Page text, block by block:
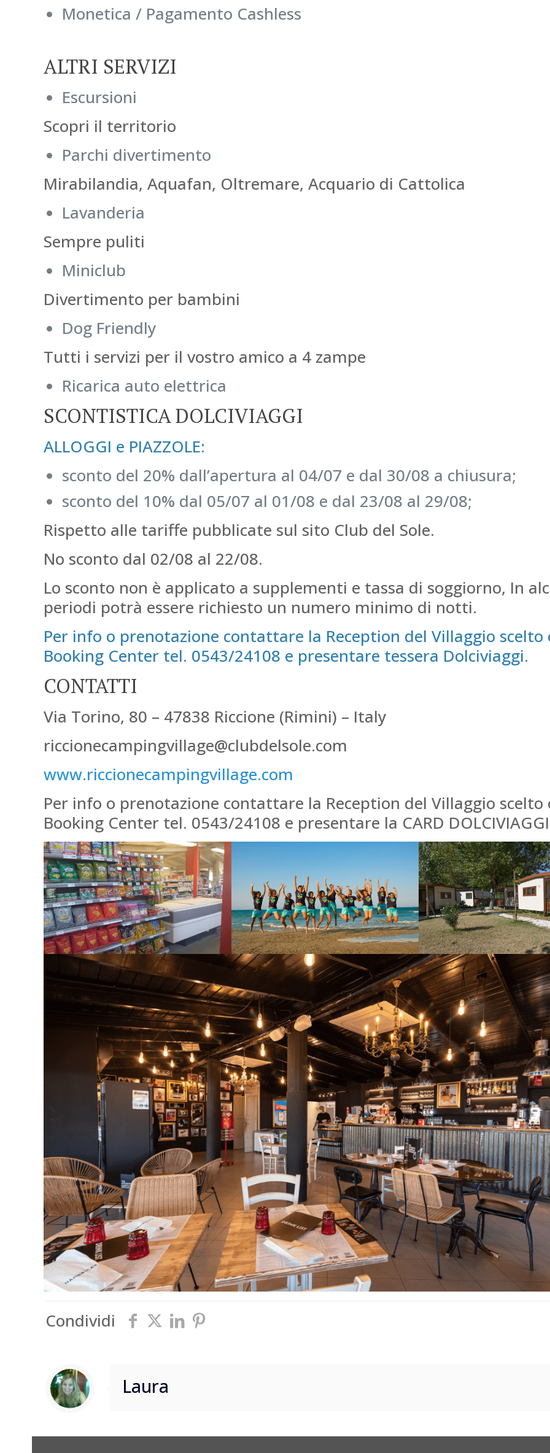
Monetica / Pagamento Cashless
ALTRI SERVIZI
Escursioni
Scopri il territorio
Parchi divertimento
Mirabilandia, Aquafan, Oltremare, Acquario di Cattolica
Lavanderia
Sempre puliti
Miniclub
Divertimento per bambini
Dog Friendly
Tutti i servizi per il vostro amico a 4 zampe
Ricarica auto elettrica
SCONTISTICA DOLCIVIAGGI
ALLOGGI e PIAZZOLE:
sconto del 20% dall’apertura al 04/07 e dal 30/08 a chiusura;
sconto del 10% dal 05/07 al 01/08 e dal 23/08 al 29/08;
Rispetto alle tariffe pubblicate sul sito Club del Sole.
No sconto dal 02/08 al 22/08.
Lo sconto non è applicato a supplementi e tassa di soggiorno, In
periodi potrà essere richiesto un numero minimo di notti.
Per info o prenotazione contattare la Reception del Villaggio scelto
Booking Center tel. 0543/24108 e presentare tessera Dolciviaggi.
CONTATTI
Via Torino, 80 – 47838 Riccione (Rimini) – Italy
riccionecampingvillage@clubdelsole.com
www.riccionecampingvillage.com
Per info o prenotazione contattare la Reception del Villaggio scelto
Booking Center tel. 0543/24108 e presentare la CARD DOLCIVIAGGI
Condividi
Laura